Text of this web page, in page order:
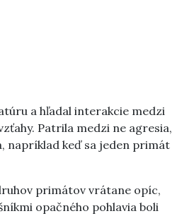
a hľadal interakcie medzi
Patrila medzi ne agresia,
napríklad keď sa jeden primát
primátov vrátane opíc,
opačného pohlavia boli